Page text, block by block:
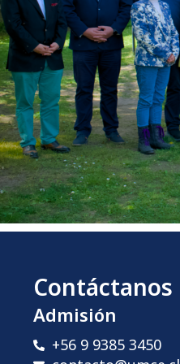
Contáctanos
Admisión
+56 9 9385 3450